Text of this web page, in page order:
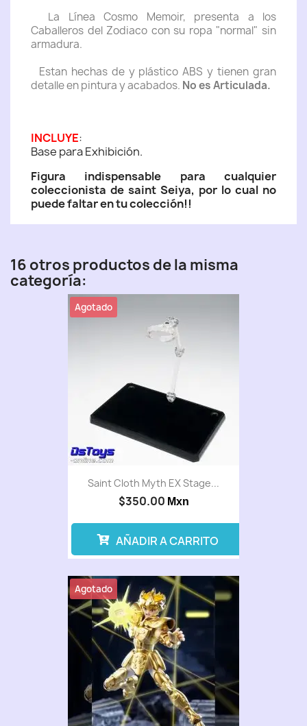
La Línea Cosmo Memoir, presenta a los
Caballeros del Zodiaco con su ropa "normal" sin
armadura.
Estan hechas de y plástico ABS y tienen gran
detalle en pintura y acabados. No es Articulada.
INCLUYE:
Base para Exhibición.
Figura indispensable para cualquier
coleccionista de saint Seiya, por lo cual no
puede faltar en tu colección!!
16 otros productos de la misma
categoría:
Saint Cloth Myth EX Stage...
$350.00 Mxn
Agotado
AÑADIR A CARRITO
Agotado